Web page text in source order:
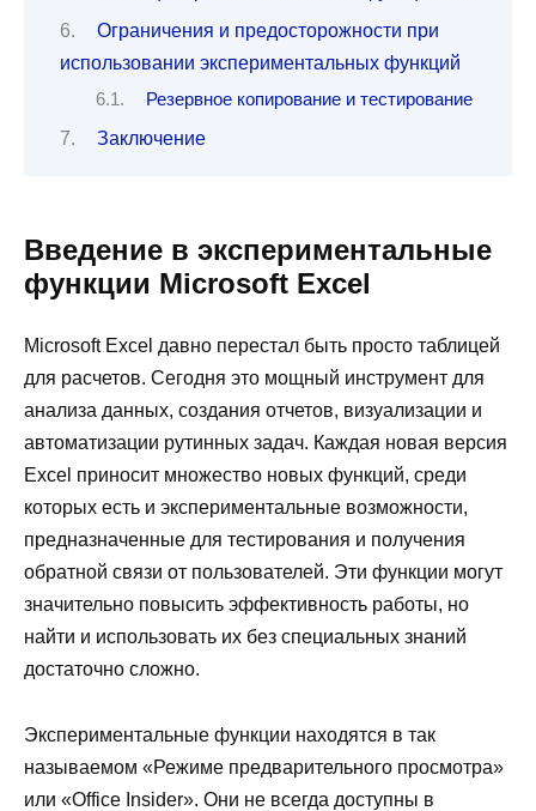
Ограничения и предосторожности при
использовании экспериментальных функций
Резервное копирование и тестирование
Заключение
Введение в экспериментальные
функции Microsoft Excel
Microsoft Excel давно перестал быть просто таблицей
для расчетов. Сегодня это мощный инструмент для
анализа данных, создания отчетов, визуализации и
автоматизации рутинных задач. Каждая новая версия
Excel приносит множество новых функций, среди
которых есть и экспериментальные возможности,
предназначенные для тестирования и получения
обратной связи от пользователей. Эти функции могут
значительно повысить эффективность работы, но
найти и использовать их без специальных знаний
достаточно сложно.
Экспериментальные функции находятся в так
называемом «Режиме предварительного просмотра»
или «Office Insider». Они не всегда доступны в